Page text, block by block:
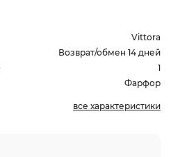
Vittora
Возврат/обмен 14 дней
1
Фарфор
все характеристики